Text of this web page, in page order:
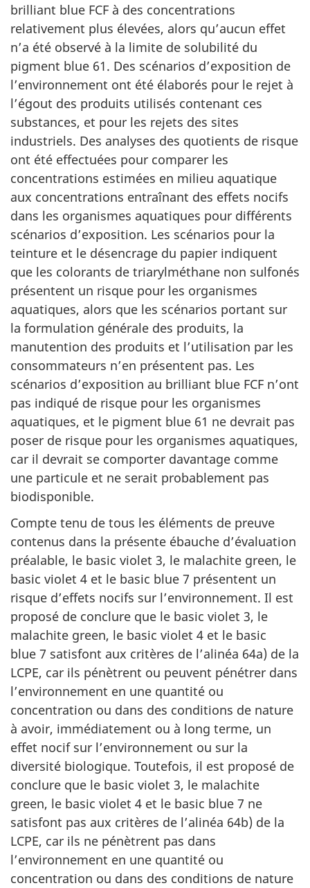
brilliant blue FCF à des concentrations
relativement plus élevées, alors qu’aucun effet
n’a été observé à la limite de solubilité du
pigment blue 61. Des scénarios d’exposition de
l’environnement ont été élaborés pour le rejet à
l’égout des produits utilisés contenant ces
substances, et pour les rejets des sites
industriels. Des analyses des quotients de risque
ont été effectuées pour comparer les
concentrations estimées en milieu aquatique
aux concentrations entraînant des effets nocifs
dans les organismes aquatiques pour différents
scénarios d’exposition. Les scénarios pour la
teinture et le désencrage du papier indiquent
que les colorants de triarylméthane non sulfonés
présentent un risque pour les organismes
aquatiques, alors que les scénarios portant sur
la formulation générale des produits, la
manutention des produits et l’utilisation par les
consommateurs n’en présentent pas. Les
scénarios d’exposition au brilliant blue FCF n’ont
pas indiqué de risque pour les organismes
aquatiques, et le pigment blue 61 ne devrait pas
poser de risque pour les organismes aquatiques,
car il devrait se comporter davantage comme
une particule et ne serait probablement pas
biodisponible.
Compte tenu de tous les éléments de preuve
contenus dans la présente ébauche d’évaluation
préalable, le basic violet 3, le malachite green, le
basic violet 4 et le basic blue 7 présentent un
risque d’effets nocifs sur l’environnement. Il est
proposé de conclure que le basic violet 3, le
malachite green, le basic violet 4 et le basic
blue 7 satisfont aux critères de l’alinéa 64a) de la
LCPE, car ils pénètrent ou peuvent pénétrer dans
l’environnement en une quantité ou
concentration ou dans des conditions de nature
à avoir, immédiatement ou à long terme, un
effet nocif sur l’environnement ou sur la
diversité biologique. Toutefois, il est proposé de
conclure que le basic violet 3, le malachite
green, le basic violet 4 et le basic blue 7 ne
satisfont pas aux critères de l’alinéa 64b) de la
LCPE, car ils ne pénètrent pas dans
l’environnement en une quantité ou
concentration ou dans des conditions de nature